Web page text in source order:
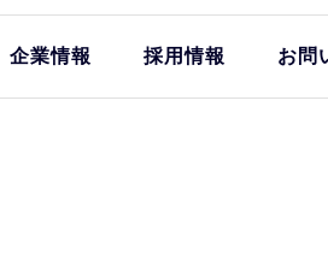
企業情報 採用情報 お問